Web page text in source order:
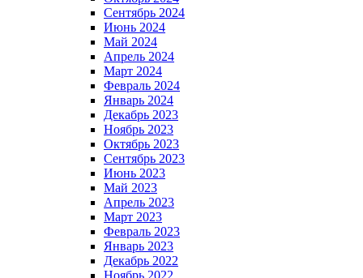
Сентябрь 2024
Июнь 2024
Май 2024
Апрель 2024
Март 2024
Февраль 2024
Январь 2024
Декабрь 2023
Ноябрь 2023
Октябрь 2023
Сентябрь 2023
Июнь 2023
Май 2023
Апрель 2023
Март 2023
Февраль 2023
Январь 2023
Декабрь 2022
Ноябрь 2022